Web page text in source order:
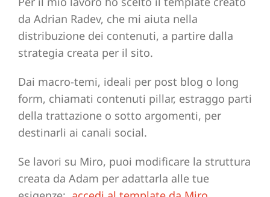
da Adrian Radev, che mi aiuta nella
distribuzione dei contenuti, a partire dalla
strategia creata per il sito.
Dai macro-temi, ideali per post blog o long
form, chiamati contenuti pillar, estraggo parti
della trattazione o sotto argomenti, per
destinarli ai canali social.
Se lavori su Miro, puoi modificare la struttura
creata da Adam per adattarla alle tue